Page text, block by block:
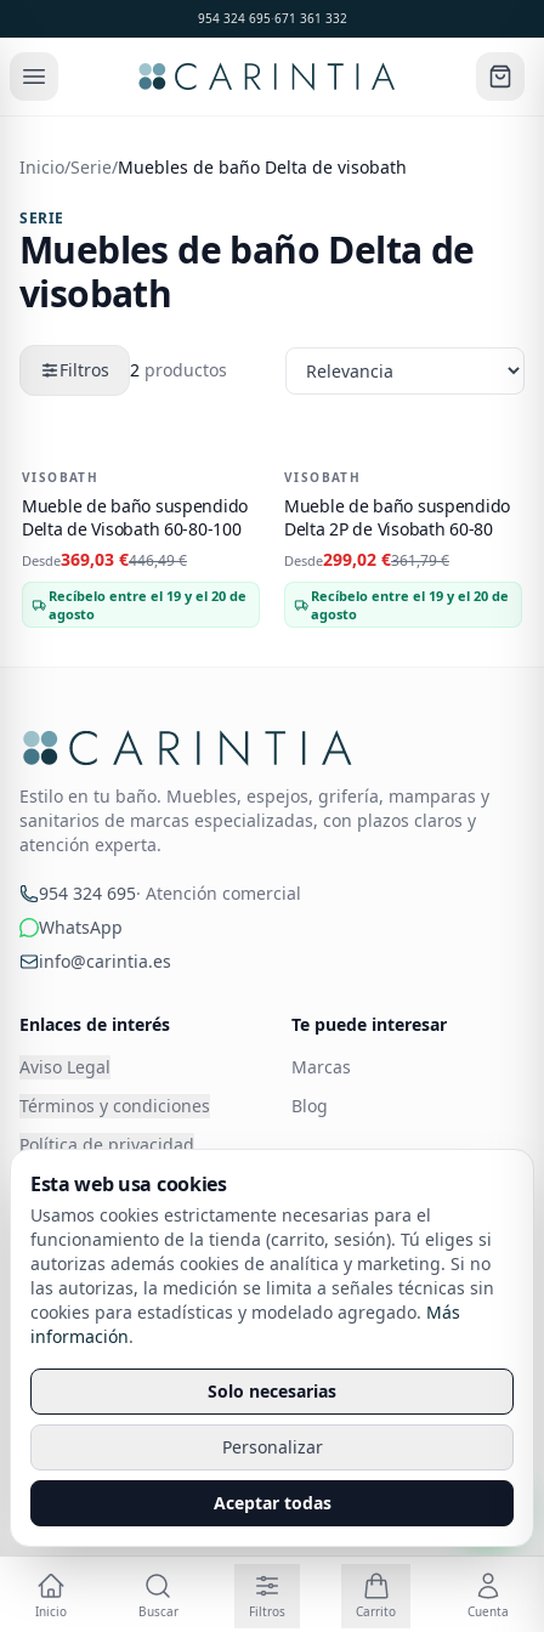
954 324 695·671 361 332
Inicio/Serie/Muebles de baño Delta de visobath
SERIE
Muebles de baño Delta de
visobath
Filtros 2 productos
-17 %
VISOBATH
Mueble de baño suspendido
Delta de Visobath 60-80-100
Desde369,03 €446,49 €
Recíbelo entre el 19 y el 20 de
agosto
-17 %
VISOBATH
Mueble de baño suspendido
Delta 2P de Visobath 60-80
Desde299,02 €361,79 €
Recíbelo entre el 19 y el 20 de
agosto
Estilo en tu baño. Muebles, espejos, grifería, mamparas y
sanitarios de marcas especializadas, con plazos claros y
atención experta.
954 324 695· Atención comercial
WhatsApp
info@carintia.es
Enlaces de interés
Aviso Legal
Términos y condiciones
Política de privacidad
Política de Cookies
Cancelar o devolver un
pedido
Política de devoluciones
Financia tu compra
Te puede interesar
Marcas
Blog
Inicio Buscar Filtros Carrito Cuenta
Atención al cliente
Esta web usa cookies
Usamos cookies estrictamente necesarias para el
funcionamiento de la tienda (carrito, sesión). Tú eliges si
autorizas además cookies de analítica y marketing. Si no
las autorizas, la medición se limita a señales técnicas sin
cookies para estadísticas y modelado agregado. Más
informaciónsobre nuestra política de cookies
.
Solo necesarias
Personalizar
Aceptar todas